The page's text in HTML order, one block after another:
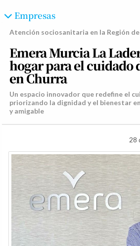
Empresas
Atención sociosanitaria en la Región
Emera Murcia La
hogar para el cuidado
en Churra
Un espacio innovador que redefine el
priorizando la dignidad y el bienestar
y amigable
28